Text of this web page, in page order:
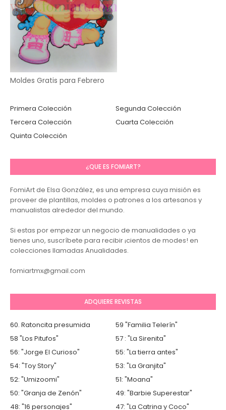
Moldes Gratis para Febrero
Primera Colección
Segunda Colección
Tercera Colección
Cuarta Colección
Quinta Colección
¿QUE ES FOMIART?
FomiArt de Elsa González, es una empresa cuya misión es
proveer de plantillas, moldes o patrones a los artesanos y
manualistas alrededor del mundo.
Si estas por empezar un negocio de manualidades o ya
tienes uno, suscríbete para recibir ¡cientos de modes! en
colecciones llamadas Anualidades.
fomiartmx@gmail.com
ADQUIERE REVISTAS
60. Ratoncita presumida
59 "Familia Telerín"
58 "Los Pitufos"
57 : "La Sirenita"
56: "Jorge El Curioso"
55: "La tierra antes"
54: "Toy Story"
53: "La Granjita"
52: "Umizoomi"
51: "Moana"
50: "Granja de Zenón"
49: "Barbie Superestar"
48: "16 personajes"
47: "La Catrina y Coco"